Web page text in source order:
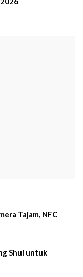
Tajam, NFC
Shui untuk